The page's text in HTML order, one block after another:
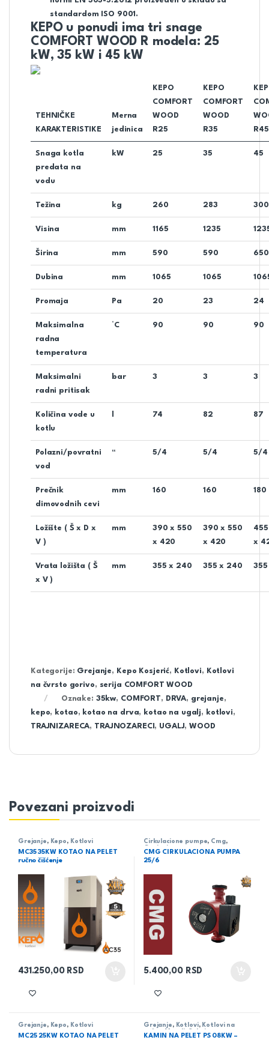
standardom ISO 9001.
KEPO u ponudi ima tri snage
COMFORT WOOD R modela: 25
kW, 35 kW i 45 kW
TEHNIČKE
KARAKTERISTIKE
Merna
jedinica
KEPO
COMFORT
WOOD
R25
KEPO
COMFORT
WOOD
R35
R45
Snaga kotla
predata na
vodu
kW 25 35 45
Težina kg 260 283 300
Visina mm 1165 1235
Širina mm 590 590 650
Dubina mm 1065 1065
Promaja Pa 20 23 24
Maksimalna
radna
temperatura
°C 90 90 90
Maksimalni
radni pritisak
bar 3 3 3
Količina vode u
kotlu
74 82 87
Polazni/povratni
vod
“ 5/4 5/4 5/4
Prečnik
dimovodnih cevi
mm 160 160 180
Ložište ( Š x D x
V )
mm
390 x 550
x 420
390 x 550
x 420
x
Vrata ložišta ( Š
x V )
mm 355 x 240 355 x 240
Kategorije: Grejanje, Kepo Kosjerić, Kotlovi,
Kotlovi
na čvrsto gorivo, serija COMFORT WOOD
Oznake: 35kw, COMFORT, DRVA, grejanje,
kepo, kotao, kotao na drva, kotao na ugalj, kotlovi,
TRAJNIZARECA, TRAJNOZARECI , UGALJ,WOOD
Povezani proizvodi
Grejanje , Kepo , Kotlovi
MC35 35KW KOTAO NA PELET
ručno čišćenje
431.250,00 RSD
Cirkulacione pumpe, Cmg,
CMG CIRKULACIONA PUMPA
25/6
5.400,00 RSD
Grejanje , Kepo , Kotlovi
MC25 25KW KOTAO NA PELET
Grejanje , Kotlovi, Kotlovi na
KAMIN NA PELET PS 08KW –